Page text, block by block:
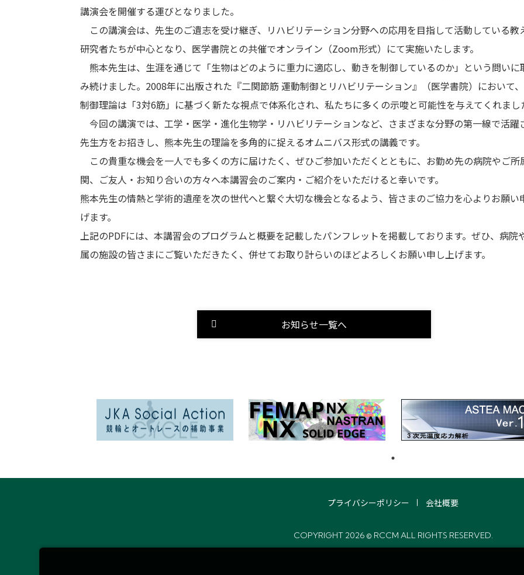
講演会を開催する運びとなりました。
この講演会は、先生のご遺志を受け継ぎ、リハビリテーション分野への応用を目指して活動している教
研究者たちが中心となり、医学書院との共催でオンライン（Zoom形式）にて実施いたします。
熊本先生は、生涯を通じて「生物はどのように重力に適応し、動きを制御しているのか」という問いに
み続けました。2008年に出版された『二関節筋 運動制御とリハビリテーション』（医学書院）において
制御理論は「3対6筋」に基づく新たな視点で体系化され、私たちに多くの示唆と可能性を与えてくれまし
今回の講演では、工学・医学・進化生物学・リハビリテーションなど、さまざまな分野の第一線で活躍
先生方をお招きし、熊本先生の理論を多角的に捉えるオムニバス形式の講義です。
この貴重な機会を一人でも多くの方に届けたく、ぜひご参加いただくとともに、お勤め先の病院やご所
関、ご友人・お知り合いの方々へ本講習会のご案内・ご紹介をいただけると幸いです。
熊本先生の情熱と学術的遺産を次の世代へと繋ぐ大切な機会となるよう、皆さまのご協力を心よりお願い
げます。
上記のPDFには、本講習会のプログラムと概要を記載したパンフレットを掲載しております。ぜひ、病院
属の施設の皆さまにご覧いただきたく、併せてお取り計らいのほどよろしくお願い申し上げます。
お知らせ一覧へ
プライバシーポリシー 会社概要
COPYRIGHT 2026 © RCCM ALL RIGHTS RESERVED.